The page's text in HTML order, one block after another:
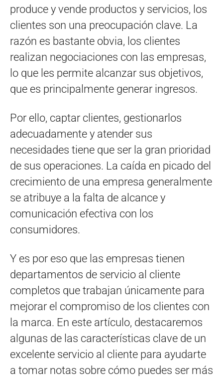
produce y vende productos y servicios, los
clientes son una preocupación clave. La
razón es bastante obvia, los clientes
realizan negociaciones con las empresas,
lo que les permite alcanzar sus objetivos,
que es principalmente generar ingresos.
Por ello, captar clientes, gestionarlos
adecuadamente y atender sus
necesidades tiene que ser la gran prioridad
de sus operaciones. La caída en picado del
crecimiento de una empresa generalmente
se atribuye a la falta de alcance y
comunicación efectiva con los
consumidores.
Y es por eso que las empresas tienen
departamentos de servicio al cliente
completos que trabajan únicamente para
mejorar el compromiso de los clientes con
la marca. En este artículo, destacaremos
algunas de las características clave de un
excelente servicio al cliente para ayudarte
a tomar notas sobre cómo puedes ser más